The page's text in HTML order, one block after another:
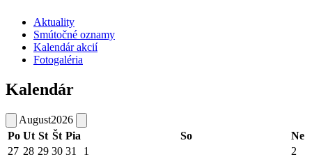
Aktuality
Smútočné oznamy
Kalendár akcií
Fotogaléria
Kalendár
August2026
Po Ut St Št Pia So
Ne
27 28 29 30 31 1 2